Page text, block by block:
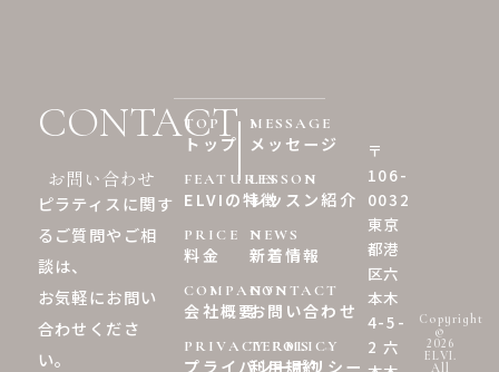
CONTACT
お問い合わせ
ピラティスに関す
るご質問やご相
談は、
お気軽にお問い
合わせくださ
い。
TOP
トップ
MESSAGE
メッセージ
FEATURES
ELVIの特徴
LESSON
レッスン紹介
PRICE
料金
NEWS
新着情報
COMPANY
会社概要
CONTACT
お問い合わせ
PRIVACY POLICY
プライバシーポリシー
TERMS
利用規約
〒
106-
0032
東京
都港
区六
本木
4-5-
2 六
Copyright
©︎
2026
ELVI.
All